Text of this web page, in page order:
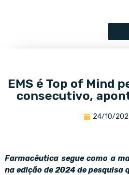
EMS é Top of Mind
consecutivo,
24/10/
Farmacêutica segue como a
na edição de 2024 de pesquisa